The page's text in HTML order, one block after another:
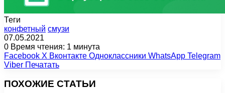
Теги
конфетный смузи
07.05.2021
0 Время чтения: 1 минута
Facebook X Вконтакте Одноклассники WhatsApp Telegram
Viber Печатать
ПОХОЖИЕ СТАТЬИ